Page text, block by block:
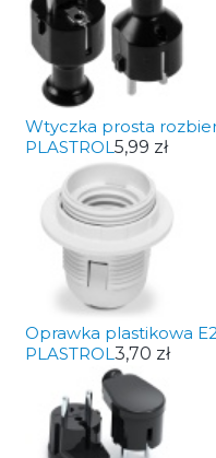
Wtyczka prosta
PLASTROL 5,99 zł
Oprawka plastikowa
PLASTROL 3,70 zł